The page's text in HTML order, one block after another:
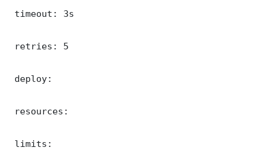
timeout: 3s
retries: 5
deploy:
resources:
limits: